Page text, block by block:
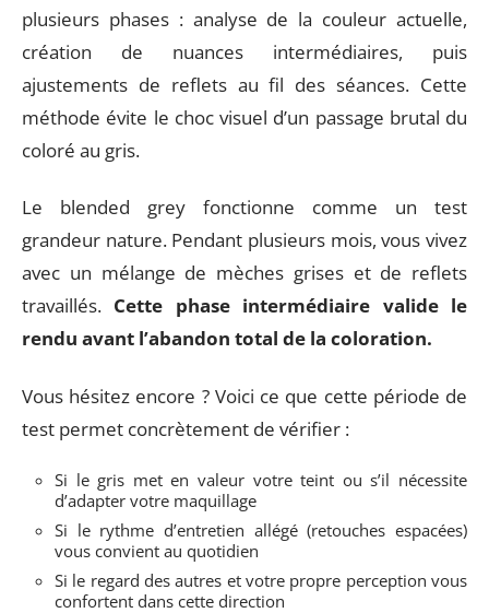
plusieurs phases : analyse de la couleur actuelle,
création de nuances intermédiaires, puis
ajustements de reflets au fil des séances. Cette
méthode évite le choc visuel d’un passage brutal du
coloré au gris.
Le blended grey fonctionne comme un test
grandeur nature. Pendant plusieurs mois, vous vivez
avec un mélange de mèches grises et de reflets
travaillés. Cette phase intermédiaire valide le
rendu avant l’abandon total de la coloration.
Vous hésitez encore ? Voici ce que cette période de
test permet concrètement de vérifier :
Si le gris met en valeur votre teint ou s’il nécessite
d’adapter votre maquillage
Si le rythme d’entretien allégé (retouches espacées)
vous convient au quotidien
Si le regard des autres et votre propre perception vous
confortent dans cette direction